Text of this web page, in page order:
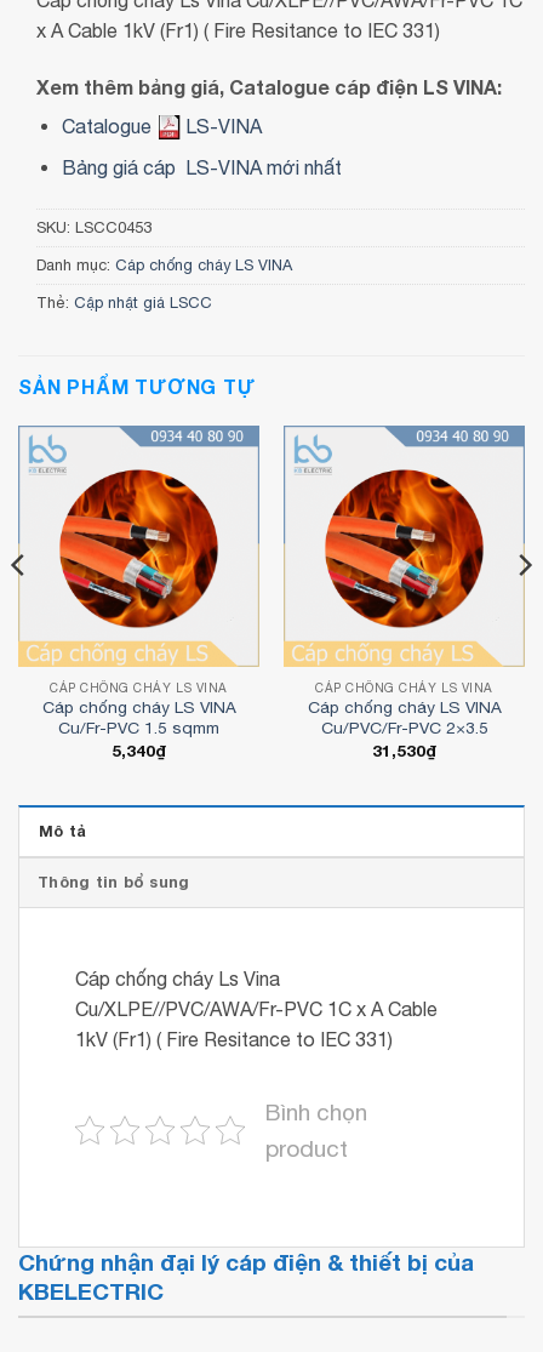
x A Cable 1kV (Fr1) ( Fire Resitance to IEC 331)
Xem thêm bảng giá, Catalogue cáp điện LS VINA:
Catalogue
LS-VINA
Bảng giá cáp LS-VINA mới nhất
SKU: LSCC0453
Danh mục: Cáp chống cháy LS VINA
Thẻ: Cập nhật giá LSCC
SẢN PHẨM TƯƠNG TỰ
CÁP CHỐNG CHÁY LS VINA
Cáp chống cháy LS VINA
Cu/Fr-PVC 1.5 sqmm
5,340₫
CÁP CHỐNG CHÁY LS VINA
Cáp chống cháy LS VINA
Cu/PVC/Fr-PVC 2×3.5
31,530₫
Mô tả
Thông tin bổ sung
Cáp chống cháy Ls Vina
Cu/XLPE//PVC/AWA/Fr-PVC 1C x A Cable
1kV (Fr1) ( Fire Resitance to IEC 331)
Bình chọn
product
Chứng nhận đại lý cáp điện & thiết bị của
KBELECTRIC